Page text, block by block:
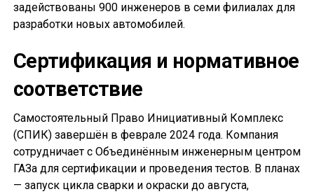
задействованы 900 инженеров в семи филиалах для
разработки новых автомобилей.
Сертификация и нормативное
соответствие
Самостоятельный Право Инициативный Комплекс
(СПИК) завершён в феврале 2024 года. Компания
сотрудничает с Объединённым инженерным центром
ГАЗа для сертификации и проведения тестов. В планах
— запуск цикла сварки и окраски до августа,